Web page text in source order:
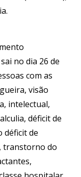
no dia 26 de
com as
visão
intelectual,
déficit de
déficit de
transtorno do